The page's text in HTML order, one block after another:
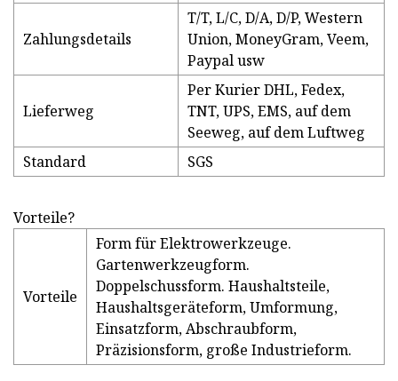
Zahlungsdetails
T/T, L/C, D/A, D/P, Western
Union, MoneyGram, Veem,
Paypal usw
Lieferweg
Per Kurier DHL, Fedex,
TNT, UPS, EMS, auf dem
Seeweg, auf dem Luftweg
Standard
SGS
Vorteile?
Vorteile
Form für Elektrowerkzeuge.
Gartenwerkzeugform.
Doppelschussform. Haushaltsteile,
Haushaltsgeräteform, Umformung,
Einsatzform, Abschraubform,
Präzisionsform, große Industrieform.